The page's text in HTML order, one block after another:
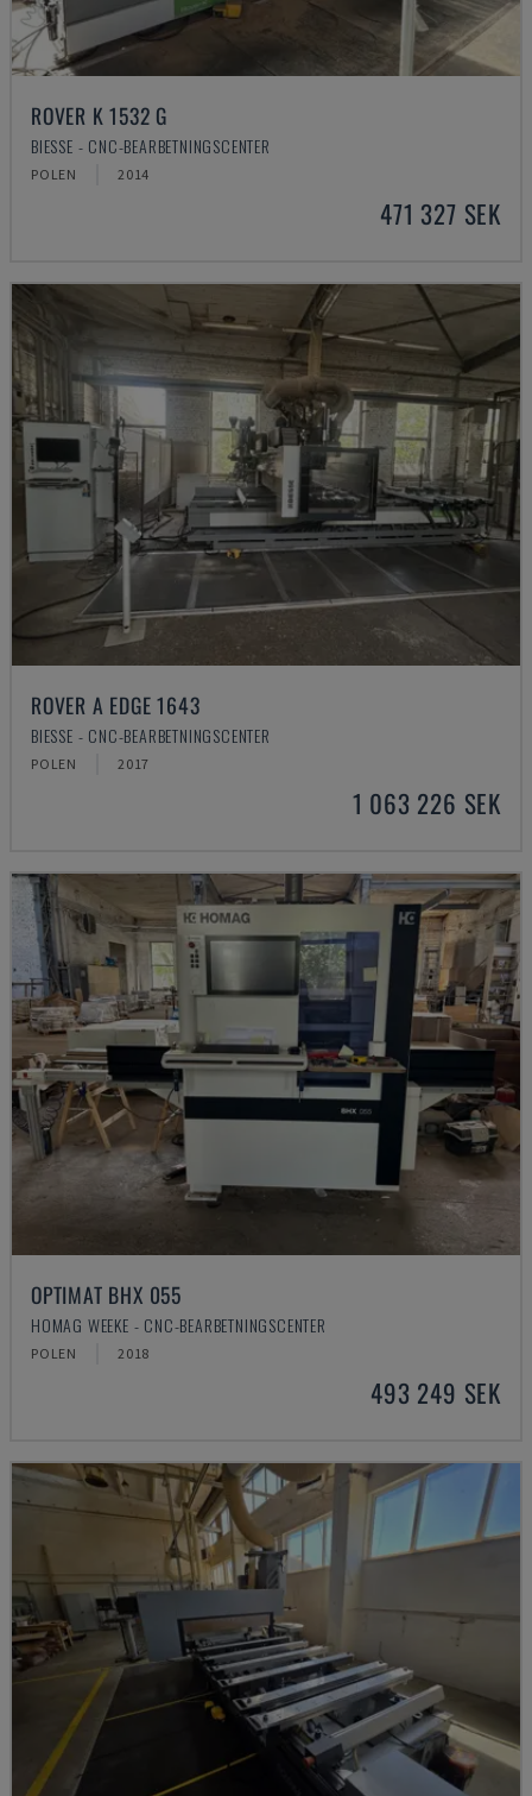
ROVER K 1532 G
BIESSE - CNC-BEARBETNINGSCENTER
POLEN 2014
471 327 SEK
ROVER A EDGE 1643
BIESSE - CNC-BEARBETNINGSCENTER
POLEN 2017
1 063 226 SEK
OPTIMAT BHX 055
HOMAG WEEKE - CNC-BEARBETNINGSCENTER
POLEN 2018
493 249 SEK